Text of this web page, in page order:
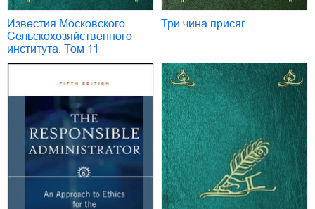
Известия Московского
Сельскохозяйственного
института. Том 11
Три чина присяг